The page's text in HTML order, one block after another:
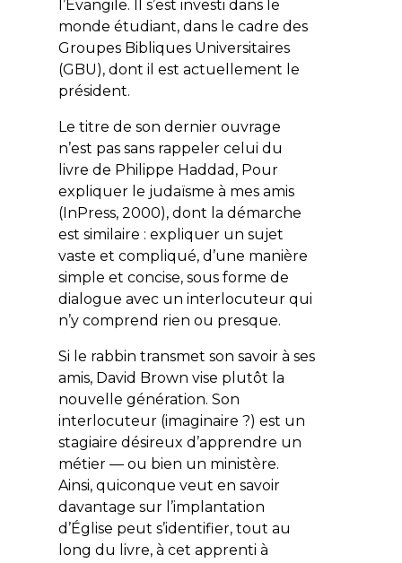
l’Évangile. Il s’est investi dans le
monde étudiant, dans le cadre des
Groupes Bibliques Universitaires
(GBU), dont il est actuellement le
président.
Le titre de son dernier ouvrage
n’est pas sans rappeler celui du
livre de Philippe Haddad, Pour
expliquer le judaïsme à mes amis
(InPress, 2000), dont la démarche
est similaire : expliquer un sujet
vaste et compliqué, d’une manière
simple et concise, sous forme de
dialogue avec un interlocuteur qui
n’y comprend rien ou presque.
Si le rabbin transmet son savoir à ses
amis, David Brown vise plutôt la
nouvelle génération. Son
interlocuteur (imaginaire ?) est un
stagiaire désireux d’apprendre un
métier — ou bien un ministère.
Ainsi, quiconque veut en savoir
davantage sur l’implantation
d’Église peut s’identifier, tout au
long du livre, à cet apprenti à